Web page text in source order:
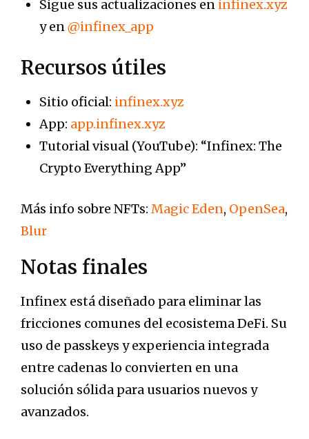
Sigue sus actualizaciones en infinex.xyz
y en@infinex_app
Recursos útiles
Sitio oficial: infinex.xyz
App: app.infinex.xyz
Tutorial visual (YouTube): “Infinex: The
Crypto Everything App”
Más info sobre NFTs: Magic Eden, OpenSea,
Blur
Notas finales
Infinex está diseñado para eliminar las
fricciones comunes del ecosistema DeFi. Su
uso de passkeys y experiencia integrada
entre cadenas lo convierten en una
solución sólida para usuarios nuevos y
avanzados.